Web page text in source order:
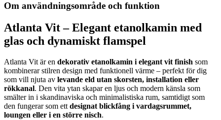
Om användningsområde och funktion
Atlanta Vit – Elegant etanolkamin med
glas och dynamiskt flamspel
Atlanta Vit är en dekorativ etanolkamin i elegant vit finish som
kombinerar stilren design med funktionell värme – perfekt för dig
som vill njuta av levande eld utan skorsten, installation eller
rökkanal. Den vita ytan skapar en ljus och modern känsla som
smälter in i skandinaviska och minimalistiska rum, samtidigt som
den fungerar som ett designat blickfång i vardagsrummet,
loungen eller i en större nisch.